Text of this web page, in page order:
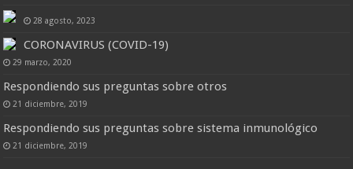
28 agosto, 2023
CORONAVIRUS (COVID-19)
29 marzo, 2020
Respondiendo sus preguntas sobre otros
21 diciembre, 2019
Respondiendo sus preguntas sobre sistema inmunológico
21 diciembre, 2019